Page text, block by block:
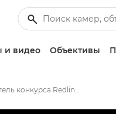
и видео Объективы
Победитель конкурса Redline Challenge 2